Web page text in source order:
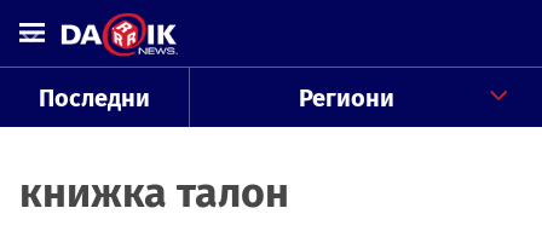
Последни Региони
книжка талон